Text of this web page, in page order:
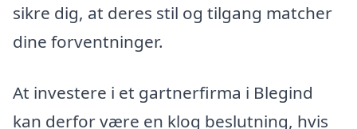
sikre dig, at deres stil og tilgang matcher
dine forventninger.
At investere i et gartnerfirma i Blegind
kan derfor være en klog beslutning, hvis